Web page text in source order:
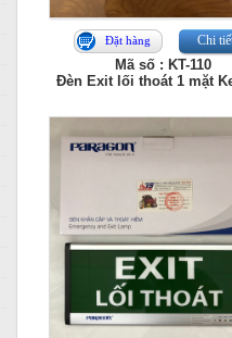
Đặt hàng Chi
Mã số : KT-110
Đèn Exit lối thoát 1 mặt